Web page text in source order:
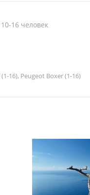
16 человек
16), Peugeot Boxer (1-16)